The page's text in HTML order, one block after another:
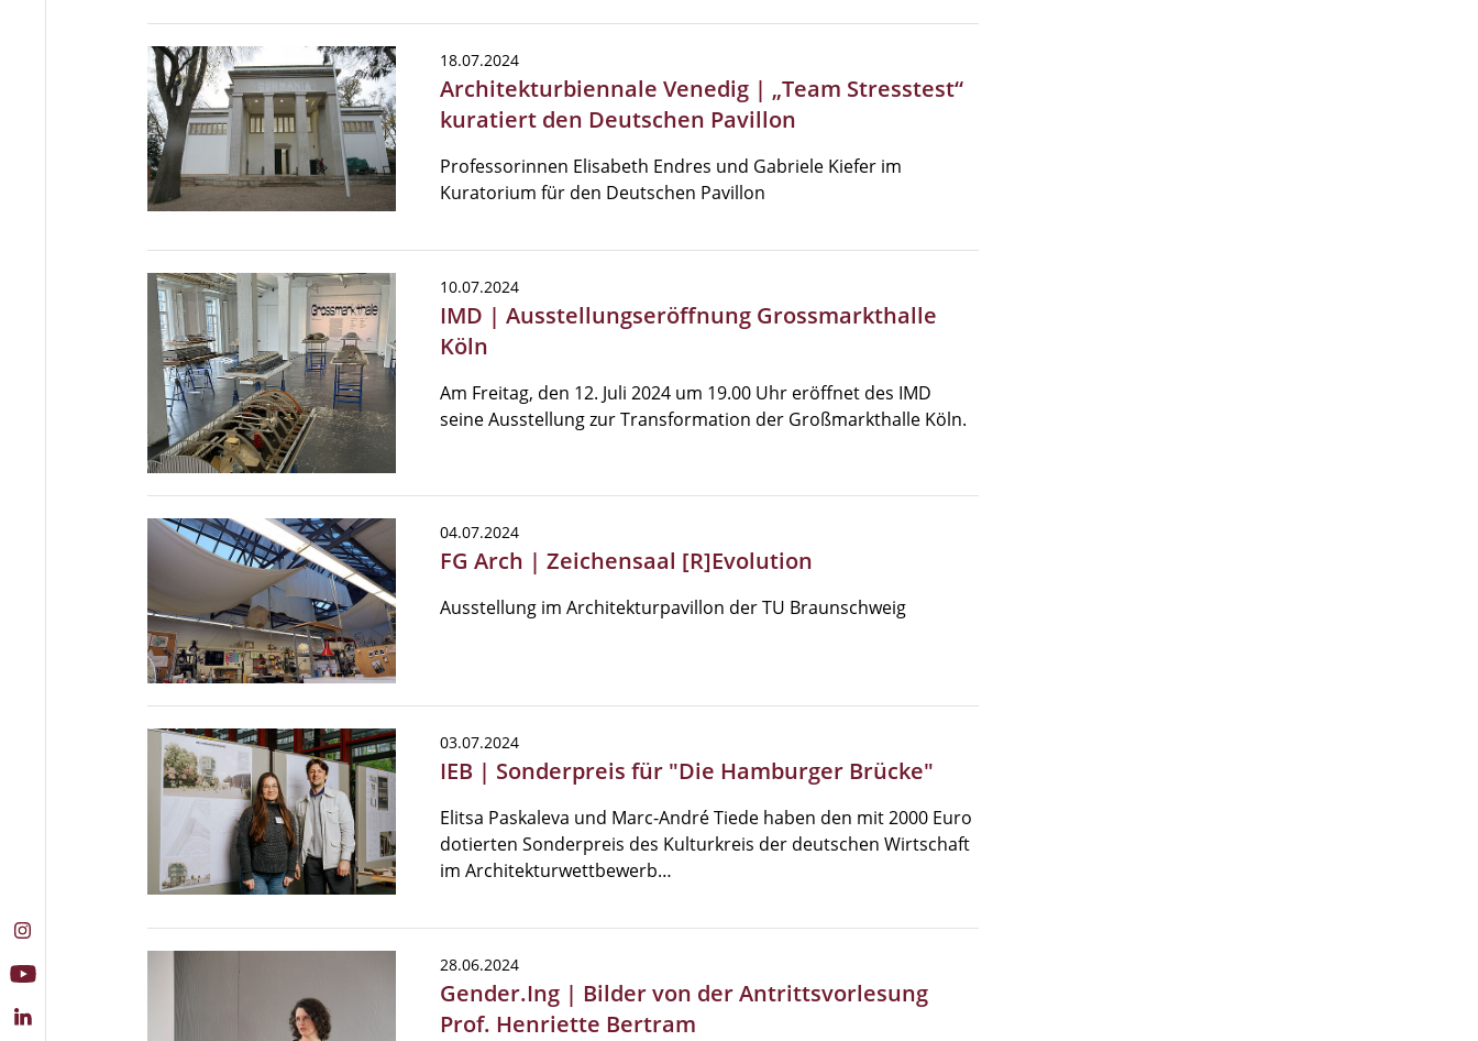
18.07.2024
Architekturbiennale Venedig | „Team Stresstest“
kuratiert den Deutschen Pavillon
Professorinnen Elisabeth Endres und Gabriele Kiefer im
Kuratorium für den Deutschen Pavillon
10.07.2024
IMD | Ausstellungseröffnung Grossmarkthalle
Köln
Am Freitag, den 12. Juli 2024 um 19.00 Uhr eröffnet des IMD
seine Ausstellung zur Transformation der Großmarkthalle Köln.
04.07.2024
FG Arch | Zeichensaal [R]Evolution
Ausstellung im Architekturpavillon der TU Braunschweig
03.07.2024
IEB | Sonderpreis für "Die Hamburger Brücke"
Elitsa Paskaleva und Marc-André Tiede haben den mit 2000 Euro
dotierten Sonderpreis des Kulturkreis der deutschen Wirtschaft
im Architekturwettbewerb…
28.06.2024
Gender.Ing | Bilder von der Antrittsvorlesung
Prof. Henriette Bertram